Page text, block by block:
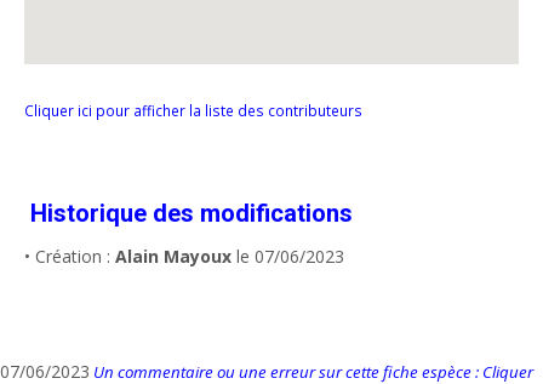
Cliquer ici pour afficher la liste des contributeurs
Historique des modifications
• Création : Alain Mayoux le 07/06/2023
07/06/2023 Un commentaire ou une erreur sur cette fiche espèce : Cliquer